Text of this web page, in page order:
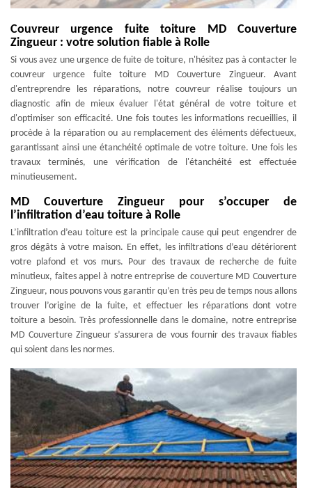
Couvreur urgence fuite toiture MD Couverture
Zingueur : votre solution fiable à Rolle
Si vous avez une urgence de fuite de toiture, n'hésitez pas à contacter le
couvreur urgence fuite toiture MD Couverture Zingueur. Avant
d'entreprendre les réparations, notre couvreur réalise toujours un
diagnostic afin de mieux évaluer l'état général de votre toiture et
d'optimiser son efficacité. Une fois toutes les informations recueillies, il
procède à la réparation ou au remplacement des éléments défectueux,
garantissant ainsi une étanchéité optimale de votre toiture. Une fois les
travaux terminés, une vérification de l'étanchéité est effectuée
minutieusement.
MD Couverture Zingueur pour s’occuper de
l’infiltration d’eau toiture à Rolle
L’infiltration d’eau toiture est la principale cause qui peut engendrer de
gros dégâts à votre maison. En effet, les infiltrations d’eau détériorent
votre plafond et vos murs. Pour des travaux de recherche de fuite
minutieux, faites appel à notre entreprise de couverture MD Couverture
Zingueur, nous pouvons vous garantir qu’en très peu de temps nous allons
trouver l’origine de la fuite, et effectuer les réparations dont votre
toiture a besoin. Très professionnelle dans le domaine, notre entreprise
MD Couverture Zingueur s’assurera de vous fournir des travaux fiables
qui soient dans les normes.